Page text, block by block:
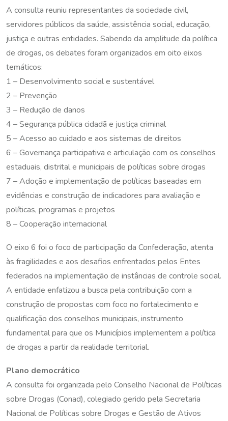
A consulta reuniu representantes da sociedade civil,
servidores públicos da saúde, assistência social, educação,
justiça e outras entidades. Sabendo da amplitude da política
de drogas, os debates foram organizados em oito eixos
temáticos:
1 – Desenvolvimento social e sustentável
2 – Prevenção
3 – Redução de danos
4 – Segurança pública cidadã e justiça criminal
5 – Acesso ao cuidado e aos sistemas de direitos
6 – Governança participativa e articulação com os conselhos
estaduais, distrital e municipais de políticas sobre drogas
7 – Adoção e implementação de políticas baseadas em
evidências e construção de indicadores para avaliação e
políticas, programas e projetos
8 – Cooperação internacional
O eixo 6 foi o foco de participação da Confederação, atenta
às fragilidades e aos desafios enfrentados pelos Entes
federados na implementação de instâncias de controle social.
A entidade enfatizou a busca pela contribuição com a
construção de propostas com foco no fortalecimento e
qualificação dos conselhos municipais, instrumento
fundamental para que os Municípios implementem a política
de drogas a partir da realidade territorial.
Plano democrático
A consulta foi organizada pelo Conselho Nacional de Políticas
sobre Drogas (Conad), colegiado gerido pela Secretaria
Nacional de Políticas sobre Drogas e Gestão de Ativos